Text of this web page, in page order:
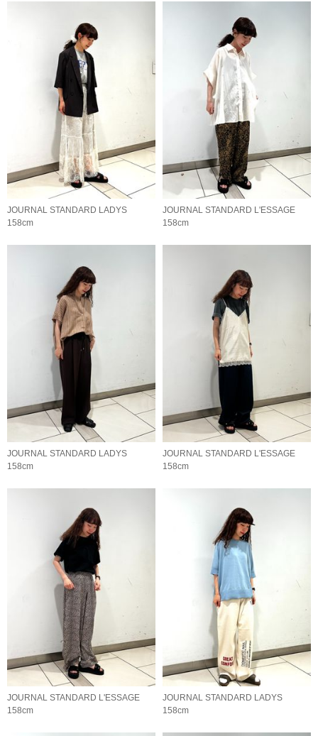
JOURNAL STANDARD LADYS
158cm
JOURNAL STANDARD L'ESSAGE
158cm
JOURNAL STANDARD LADYS
158cm
JOURNAL STANDARD L'ESSAGE
158cm
JOURNAL STANDARD L'ESSAGE
158cm
JOURNAL STANDARD LADYS
158cm